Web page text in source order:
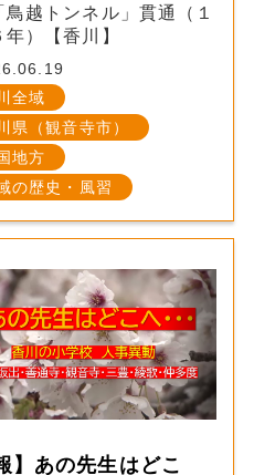
鳥越トンネル」貫通（１
年）【香川】
全域
県（観音寺市）
地方
の歴史・風習
】あの先生はどこ